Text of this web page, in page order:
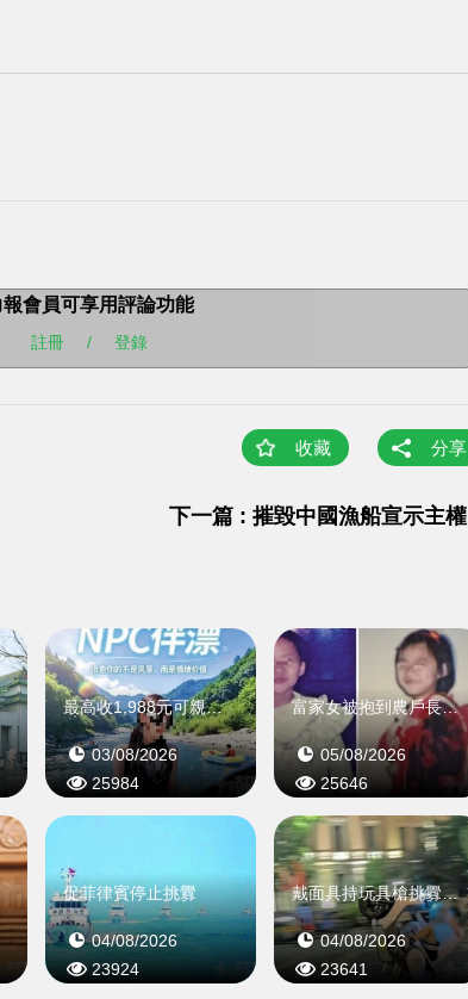
會員可享用評論功能
註冊 / 登錄
收藏 分享
下一篇 : 摧毀中國漁船宣示主權
最高收1,988元可親抱惹爭議
03/08/2026
25984
富家女被抱到農戶長大 得知真相後願照顧養母
05/08/2026
25646
腐 促菲律賓停止挑釁
04/08/2026
23924
戴面具持玩具槍挑釁警員遭圍捕
04/08/2026
23641